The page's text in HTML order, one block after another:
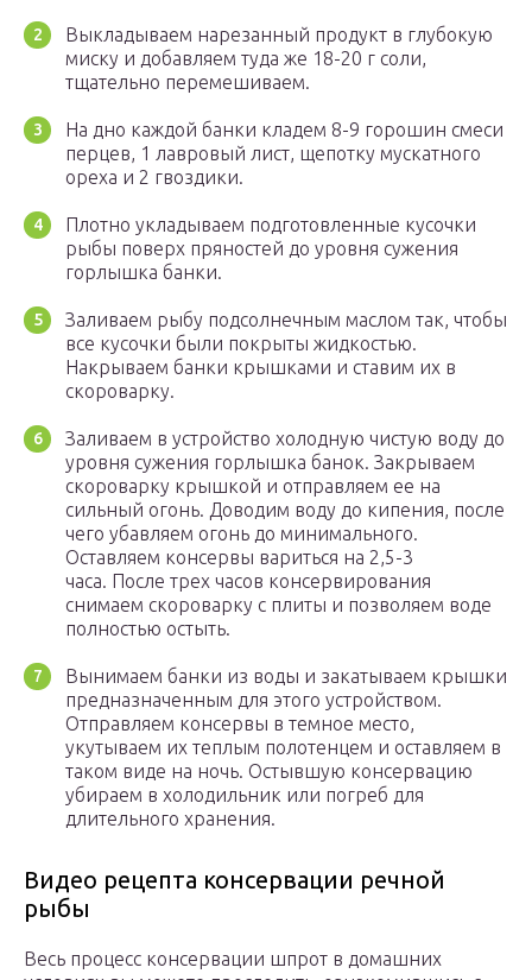
Выкладываем нарезанный продукт в глубокую
миску и добавляем туда же 18-20 г соли,
тщательно перемешиваем.
На дно каждой банки кладем 8-9 горошин смеси
перцев, 1 лавровый лист, щепотку мускатного
ореха и 2 гвоздики.
Плотно укладываем подготовленные кусочки
рыбы поверх пряностей до уровня сужения
горлышка банки.
Заливаем рыбу подсолнечным маслом так, чтобы
все кусочки были покрыты жидкостью.
Накрываем банки крышками и ставим их в
скороварку.
Заливаем в устройство холодную чистую воду до
уровня сужения горлышка банок. Закрываем
скороварку крышкой и отправляем ее на
сильный огонь. Доводим воду до кипения, после
чего убавляем огонь до минимального.
Оставляем консервы вариться на 2,5-3
часа. После трех часов консервирования
снимаем скороварку с плиты и позволяем воде
полностью остыть.
Вынимаем банки из воды и закатываем крышки
предназначенным для этого устройством.
Отправляем консервы в темное место,
укутываем их теплым полотенцем и оставляем в
таком виде на ночь. Остывшую консервацию
убираем в холодильник или погреб для
длительного хранения.
Видео рецепта консервации речной
рыбы
Весь процесс консервации шпрот в домашних